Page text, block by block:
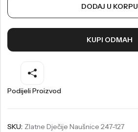
DODAJ U KORPU
KUPI ODMAH
Podijeli Proizvod
SKU: Zlatne Dječije Naušnice 247-127
Welder
Mini Focus
Daniel Klein
Festina
Wesse
Missguided
Diesel